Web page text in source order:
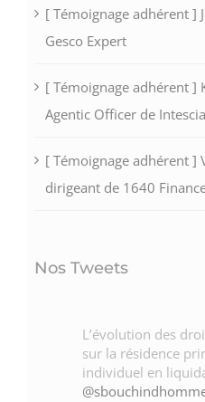
[ Témoignage adhérent ]
Gesco Expert
[ Témoignage adhérent ]
Agentic Officer de Intescia
[ Témoignage adhérent ]
dirigeant de 1640
Nos Tweets
L’évolution des
sur la résidence
individuel en